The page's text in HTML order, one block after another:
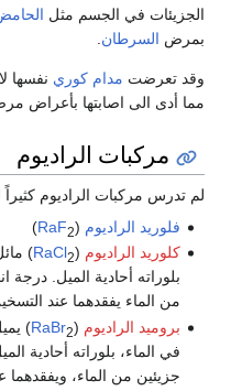
الجزيئات في الجسم مثل
بمرض السرطان
وقد تعرضت مدام كوري نفسها
مما أدى الى اصابتها بأعراض
مركبات الراديوم
لم تدرس مركبات الراديوم كثيراً
فلوريد الراديوم (
RaF2
)
كلوريد الراديوم (
RaCl2
)
من الماء يفقدهما عند التسخين
بروميد الراديوم (
RaBr2
)
جزيئين من الماء، ويفقدهما